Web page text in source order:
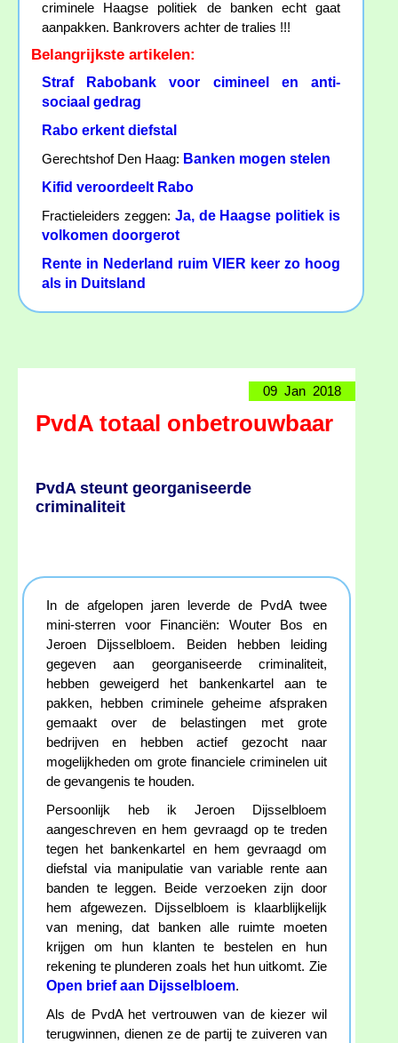
criminele Haagse politiek de banken echt gaat
aanpakken. Bankrovers achter de tralies !!!
Belangrijkste artikelen:
Straf Rabobank voor cimineel en anti-
sociaal gedrag
Rabo erkent diefstal
Gerechtshof Den Haag: Banken mogen stelen
Kifid veroordeelt Rabo
Fractieleiders zeggen: Ja, de Haagse politiek is
volkomen doorgerot
Rente in Nederland ruim VIER keer zo hoog
als in Duitsland
09 Jan 2018
PvdA totaal onbetrouwbaar
PvdA steunt georganiseerde
criminaliteit
In de afgelopen jaren leverde de PvdA twee
mini-sterren voor Financiën: Wouter Bos en
Jeroen Dijsselbloem. Beiden hebben leiding
gegeven aan georganiseerde criminaliteit,
hebben geweigerd het bankenkartel aan te
pakken, hebben criminele geheime afspraken
gemaakt over de belastingen met grote
bedrijven en hebben actief gezocht naar
mogelijkheden om grote financiele criminelen uit
de gevangenis te houden.
Persoonlijk heb ik Jeroen Dijsselbloem
aangeschreven en hem gevraagd op te treden
tegen het bankenkartel en hem gevraagd om
diefstal via manipulatie van variable rente aan
banden te leggen. Beide verzoeken zijn door
hem afgewezen. Dijsselbloem is klaarblijkelijk
van mening, dat banken alle ruimte moeten
krijgen om hun klanten te bestelen en hun
rekening te plunderen zoals het hun uitkomt. Zie
Open brief aan Dijsselbloem.
Als de PvdA het vertrouwen van de kiezer wil
terugwinnen, dienen ze de partij te zuiveren van